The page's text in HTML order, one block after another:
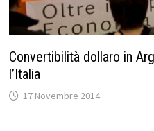
Convertibilità dollaro in
l’Italia
17 Novembre 2014